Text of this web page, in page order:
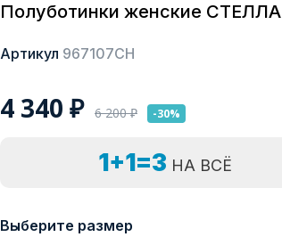
Полуботинки женские СТЕЛЛА
Артикул 967107СН
4 340 ₽ 6 200₽ -30%
1+1=3 НА ВСЁ
Выберите размер